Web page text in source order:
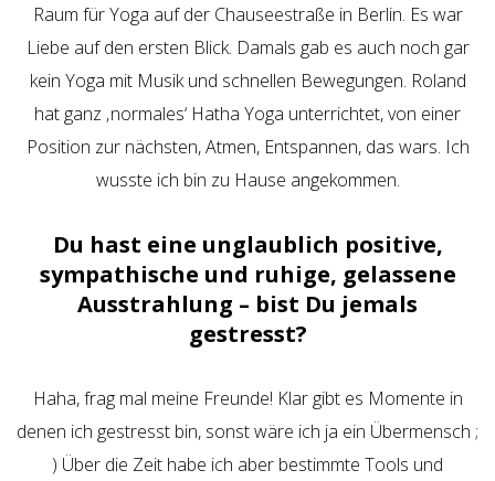
Raum für Yoga auf der Chauseestraße in Berlin. Es war
Liebe auf den ersten Blick. Damals gab es auch noch gar
kein Yoga mit Musik und schnellen Bewegungen. Roland
hat ganz ‚normales‘ Hatha Yoga unterrichtet, von einer
Position zur nächsten, Atmen, Entspannen, das wars. Ich
wusste ich bin zu Hause angekommen.
Du hast eine unglaublich positive,
sympathische und ruhige, gelassene
Ausstrahlung – bist Du jemals
gestresst?
Haha, frag mal meine Freunde! Klar gibt es Momente in
denen ich gestresst bin, sonst wäre ich ja ein Übermensch ;
) Über die Zeit habe ich aber bestimmte Tools und